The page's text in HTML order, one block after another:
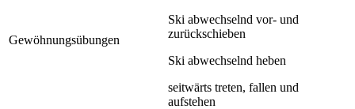
Gewöhnungsübungen
Ski abwechselnd vor- und
zurückschieben
Ski abwechselnd heben
seitwärts treten, fallen und
aufstehen